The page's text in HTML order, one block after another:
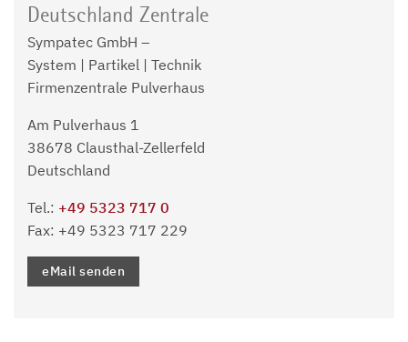
Deutschland Zentrale
Sympatec GmbH –
System | Partikel | Technik
Firmenzentrale Pulverhaus
Am Pulverhaus 1
38678 Clausthal-Zellerfeld
Deutschland
Tel.: +49 5323 717 0
Fax: +49 5323 717 229
eMail senden